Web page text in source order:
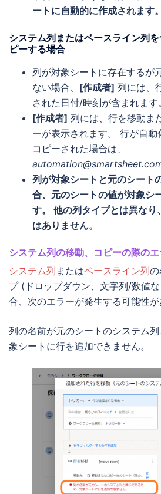
ートに自動的に作成されます。
システム列またはベースライン列
ピーする場合
列が対象シートに存在するが
ない場合、 [作成者] 列には、
された日付/時刻が含まれます。
[作成者] 列には、行を移動ま
ーが表示されます。 行が自
コピーされた場合は、
列が対象シートと元のシート
合、元のシートの値が対象シ
す。 他の列タイプとは異な
はありません。
システム列の移動、コピーの際の
システム列 またはベースライン列
プ (ドロップダウン、文字列/数値
合、次のエラーが発生する可能性が
列の名前が元のシートのシステム
象シートに行を追加できません。